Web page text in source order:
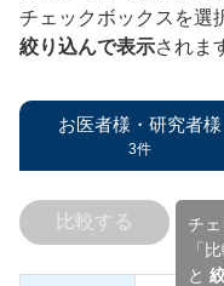
チェックボックスを選
絞り込んで表示されま
お医者様・研究者様
3件
チ
「
と
比較する